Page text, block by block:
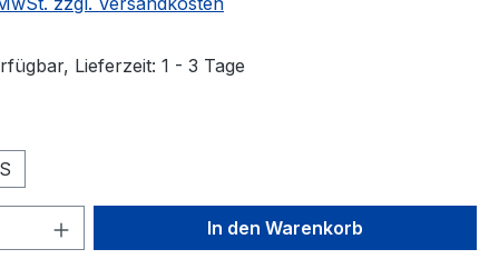
Lieferzeit: 1 - 3 Tage
S
Anzahl: Gib den gewünschten Wert
In den Warenkorb